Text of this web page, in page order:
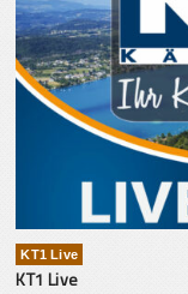
KT1 Live
KT1 Live